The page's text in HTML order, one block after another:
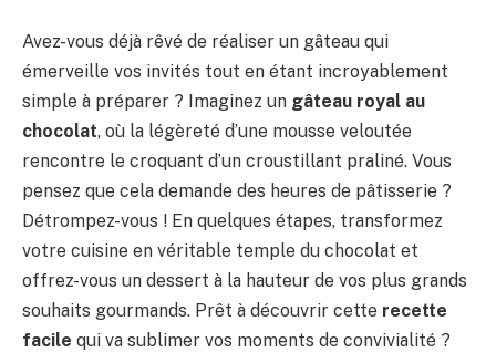
Avez-vous déjà rêvé de réaliser un gâteau qui
émerveille vos invités tout en étant incroyablement
simple à préparer ? Imaginez un gâteau royal au
chocolat, où la légèreté d’une mousse veloutée
rencontre le croquant d’un croustillant praliné. Vous
pensez que cela demande des heures de pâtisserie ?
Détrompez-vous ! En quelques étapes, transformez
votre cuisine en véritable temple du chocolat et
offrez-vous un dessert à la hauteur de vos plus grands
souhaits gourmands. Prêt à découvrir cette recette
facile qui va sublimer vos moments de convivialité ?